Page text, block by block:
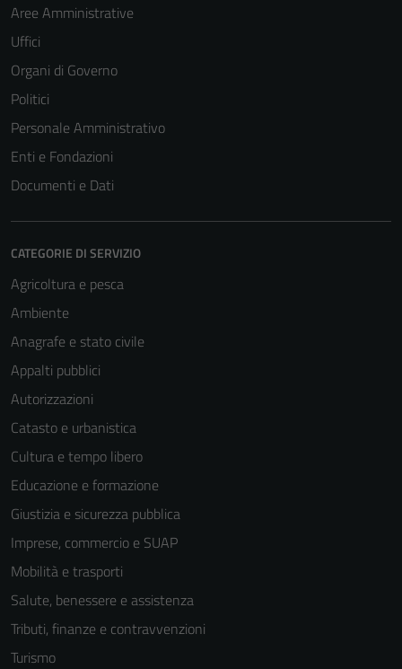
Aree Amministrative
Uffici
Organi di Governo
Politici
Personale Amministrativo
Enti e Fondazioni
Documenti e Dati
CATEGORIE DI SERVIZIO
Agricoltura e pesca
Ambiente
Anagrafe e stato civile
Appalti pubblici
Autorizzazioni
Catasto e urbanistica
Cultura e tempo libero
Educazione e formazione
Giustizia e sicurezza pubblica
Imprese, commercio e SUAP
Mobilità e trasporti
Salute, benessere e assistenza
Tributi, finanze e contravvenzioni
Turismo